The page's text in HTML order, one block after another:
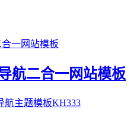
航二合一网站模板